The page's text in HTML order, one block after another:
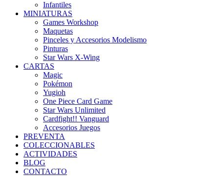
Infantiles
MINIATURAS
Games Workshop
Maquetas
Pinceles y Accesorios Modelismo
Pinturas
Star Wars X-Wing
CARTAS
Magic
Pokémon
Yugioh
One Piece Card Game
Star Wars Unlimited
Cardfight!! Vanguard
Accesorios Juegos
PREVENTA
COLECCIONABLES
ACTIVIDADES
BLOG
CONTACTO